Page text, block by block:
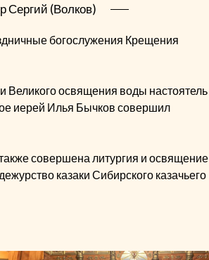
Сергий (Волков)
богослужения Крещения
Великого освящения воды настоятель
иерей Илья Бычков совершил
совершена литургия и освящение
казаки Сибирского казачьего